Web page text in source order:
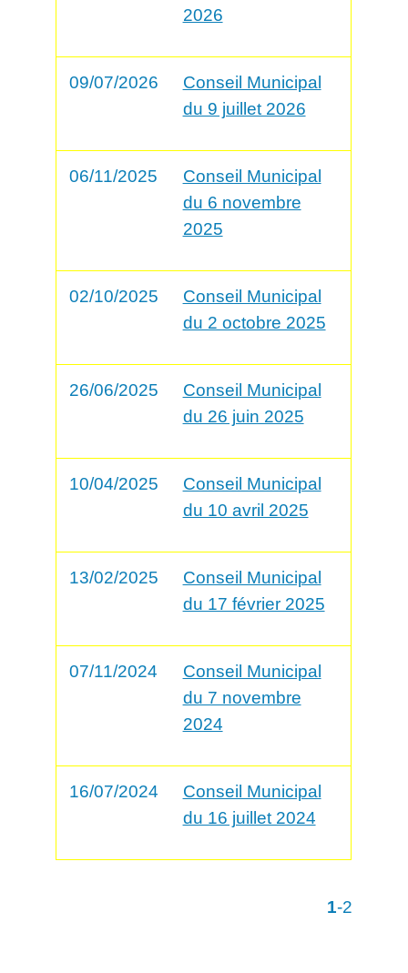
2026
09/07/2026
Conseil Municipal
du 9 juillet 2026
06/11/2025
Conseil Municipal
du 6 novembre
2025
02/10/2025
Conseil Municipal
du 2 octobre 2025
26/06/2025
Conseil Municipal
du 26 juin 2025
10/04/2025
Conseil Municipal
du 10 avril 2025
13/02/2025
Conseil Municipal
du 17 février 2025
07/11/2024
Conseil Municipal
du 7 novembre
2024
16/07/2024
Conseil Municipal
du 16 juillet 2024
1-2